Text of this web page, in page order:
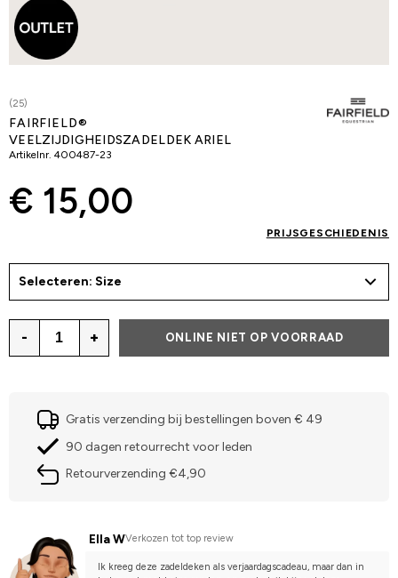
(25)
FAIRFIELD®
VEELZIJDIGHEIDSZADELDEK ARIEL
Artikelnr. 400487-23
€ 15,00
PRIJSGESCHIEDENIS
Selecteren: Size
- + ONLINE NIET OP VOORRAAD
Gratis verzending bij bestellingen boven € 49
90 dagen retourrecht voor leden
Retourverzending €4,90
Ella WVerkozen tot top review
Ik kreeg deze zadeldeken als verjaardagscadeau, maar dan in